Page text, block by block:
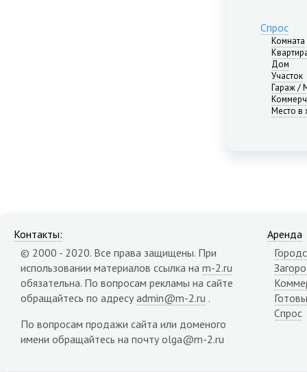
Спрос
Комната
Дом
Участок
Гараж /
Место в
Контакты:
© 2000 - 2020. Все права защищены. При
использовании материалов ссылка на m-2.ru
обязательна. По вопросам рекламы на сайте
обращайтесь по адресу admin@m-2.ru .
По вопросам продажи сайта или доменого
имени обращайтесь на почту olga@m-2.ru
Аренда
Спрос